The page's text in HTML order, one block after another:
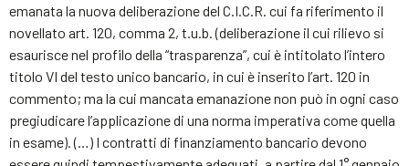
emanata la nuova deliberazione del C.I.C.R. cui fa riferimento il
novellato art. 120, comma 2, t.u.b. (deliberazione il cui rilievo si
esaurisce nel profilo della “trasparenza”, cui è intitolato l’intero
titolo VI del testo unico bancario, in cui è inserito l’art. 120 in
commento; ma la cui mancata emanazione non può in ogni caso
pregiudicare l’applicazione di una norma imperativa come quella
in esame). (…) I contratti di finanziamento bancario devono